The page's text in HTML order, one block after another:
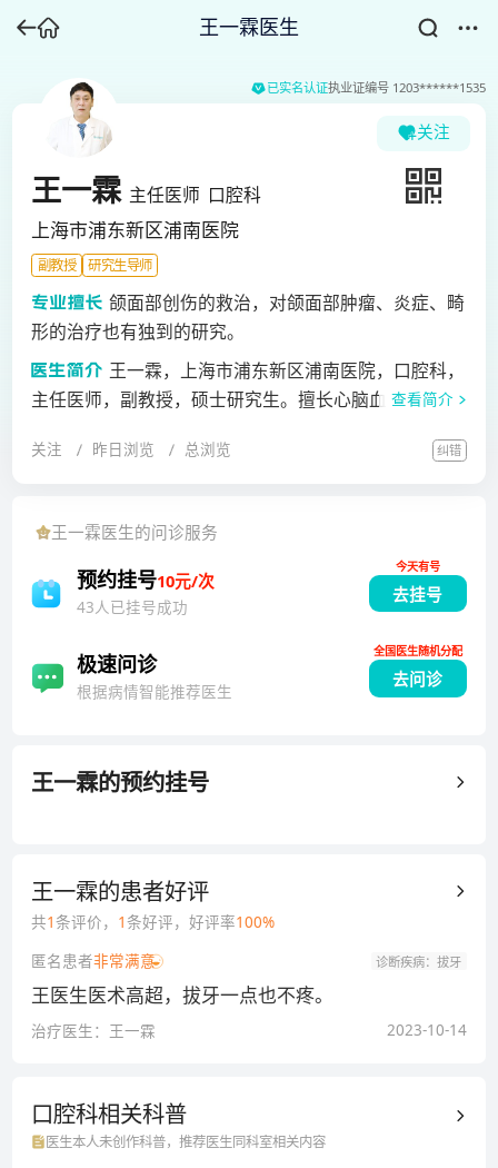
王一霖医生
已实名认证执业证编号 1203******1535
关注
王一霖 主任医师 口腔科
上海市浦东新区浦南医院
副教授 研究生导师
颌面部创伤的救治，对颌面部肿瘤、炎症、畸
形的治疗也有独到的研究。
王一霖，上海市浦东新区浦南医院，口腔科，
主任医师，副教授，硕士研究生。擅长心脑血管患者拔
伏）拔除、多生牙（骨埋伏多生牙）拔除，残根残冠、
性内折的综合救治方面长期取得显著成果。完成市、区
级科研项目《颌面部复杂性骨折早期手术治疗的临床研
究》，通过专家鉴定。上海市口腔医学会颌面外科专委
医学会口腔学组副组长、牙防指导成员。
查看简介
关注 昨日浏览 总浏览 纠错
王一霖医生的问诊服务
预约挂号10元/次
43人已挂号成功
去挂号
今天有号
极速问诊
根据病情智能推荐医生
去问诊
全国医生随机分配
王一霖的预约挂号
王一霖的患者好评
共1条评价， 1条好评，好评率100%
匿名患者非常满意 诊断疾病：拔牙
王医生医术高超，拔牙一点也不疼。
治疗医生： 王一霖 2023-10-14
口腔科相关科普
医生本人未创作科普，推荐医生同科室相关内容